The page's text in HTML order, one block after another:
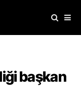
başkan